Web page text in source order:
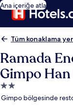
Ana içeriğe atla
Tüm konaklama
Ramada
Gimpo
2.0
yıldızlı
Gimpo bölgesinde